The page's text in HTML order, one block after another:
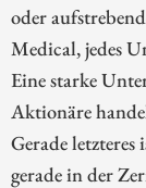
oder
Medical, jedes
Eine starke
Aktionäre
Gerade
gerade in der